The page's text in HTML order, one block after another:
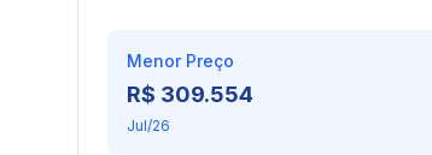
Menor Preço
R$ 309.554
Jul/26